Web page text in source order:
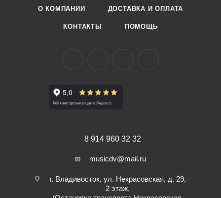
О КОМПАНИИ ДОСТАВКА И ОПЛАТА
КОНТАКТЫ ПОМОЩЬ
8 914 960 32 32
musicdv@mail.ru
г. Владивосток, ул. Некрасовская, д. 29,
2 этаж,